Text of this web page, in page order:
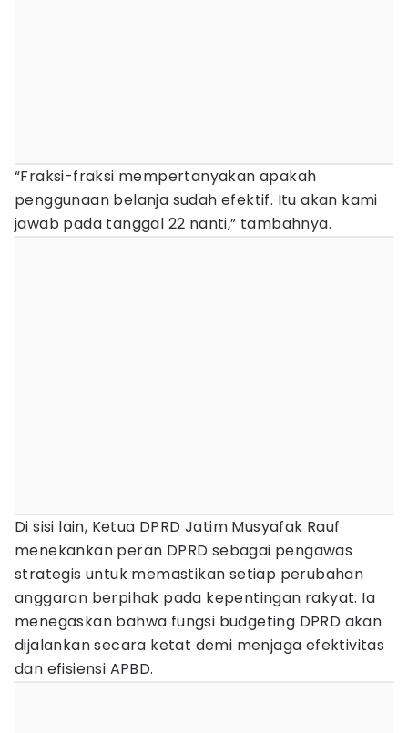
“Fraksi-fraksi mempertanyakan apakah
penggunaan belanja sudah efektif. Itu akan kami
jawab pada tanggal 22 nanti,” tambahnya.
Di sisi lain, Ketua DPRD Jatim Musyafak Rauf
menekankan peran DPRD sebagai pengawas
strategis untuk memastikan setiap perubahan
anggaran berpihak pada kepentingan rakyat. Ia
menegaskan bahwa fungsi budgeting DPRD akan
dijalankan secara ketat demi menjaga efektivitas
dan efisiensi APBD.